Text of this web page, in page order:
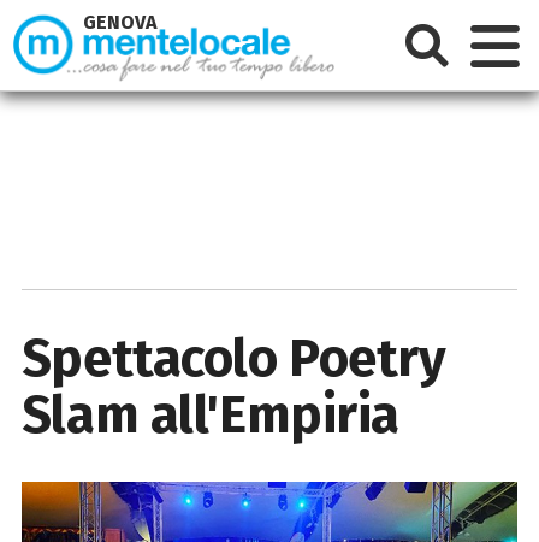
Spettacolo Poetry
Slam all'Empiria
GENOVA